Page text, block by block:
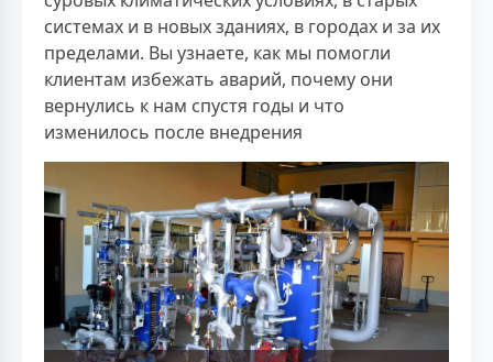
системах и в новых зданиях, в городах и за их
пределами. Вы узнаете, как мы помогли
клиентам избежать аварий, почему они
вернулись к нам спустя годы и что
изменилось после внедрения